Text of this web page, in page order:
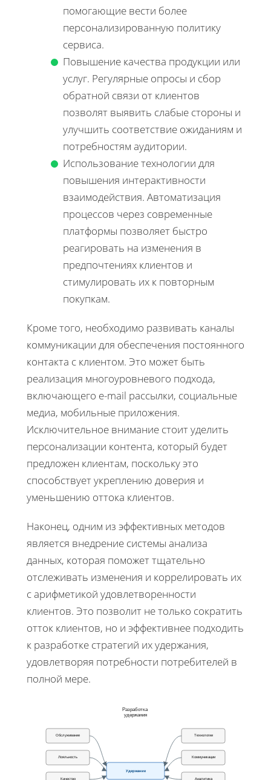
помогающие вести более
персонализированную политику
сервиса.
Повышение качества продукции или
услуг. Регулярные опросы и сбор
обратной связи от клиентов
позволят выявить слабые стороны и
улучшить соответствие ожиданиям и
потребностям аудитории.
Использование технологии для
повышения интерактивности
взаимодействия. Автоматизация
процессов через современные
платформы позволяет быстро
реагировать на изменения в
предпочтениях клиентов и
стимулировать их к повторным
покупкам.
Кроме того, необходимо развивать каналы
коммуникации для обеспечения постоянного
контакта с клиентом. Это может быть
реализация многоуровневого подхода,
включающего e-mail рассылки, социальные
медиа, мобильные приложения.
Исключительное внимание стоит уделить
персонализации контента, который будет
предложен клиентам, поскольку это
способствует укреплению доверия и
уменьшению оттока клиентов.
Наконец, одним из эффективных методов
является внедрение системы анализа
данных, которая поможет тщательно
отслеживать изменения и коррелировать их
с арифметикой удовлетворенности
клиентов. Это позволит не только сократить
отток клиентов, но и эффективнее подходить
к разработке стратегий их удержания,
удовлетворяя потребности потребителей в
полной мере.
Разработка
удержания
Обслуживание
Лояльность
Качество
Технологии
Коммуникации
Аналитика
Удержание